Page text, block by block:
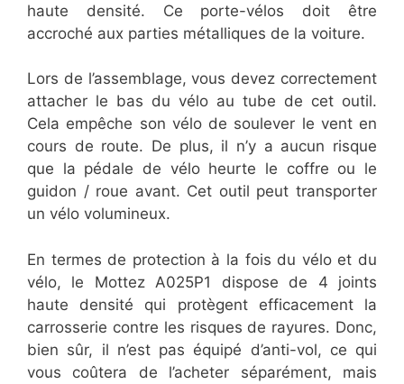
haute densité. Ce porte-vélos doit être
accroché aux parties métalliques de la voiture.
Lors de l’assemblage, vous devez correctement
attacher le bas du vélo au tube de cet outil.
Cela empêche son vélo de soulever le vent en
cours de route. De plus, il n’y a aucun risque
que la pédale de vélo heurte le coffre ou le
guidon / roue avant. Cet outil peut transporter
un vélo volumineux.
En termes de protection à la fois du vélo et du
vélo, le Mottez A025P1 dispose de 4 joints
haute densité qui protègent efficacement la
carrosserie contre les risques de rayures. Donc,
bien sûr, il n’est pas équipé d’anti-vol, ce qui
vous coûtera de l’acheter séparément, mais